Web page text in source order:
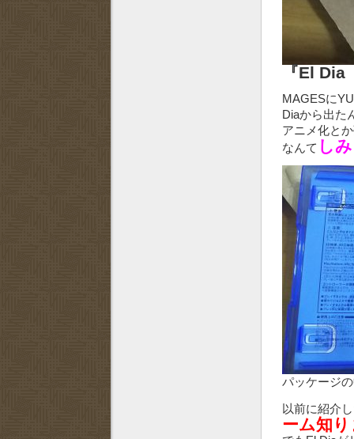
『El
MAGESに
Diaから出た
アニメ化と
なんて し
パッケージ
以前に紹介
ーム知